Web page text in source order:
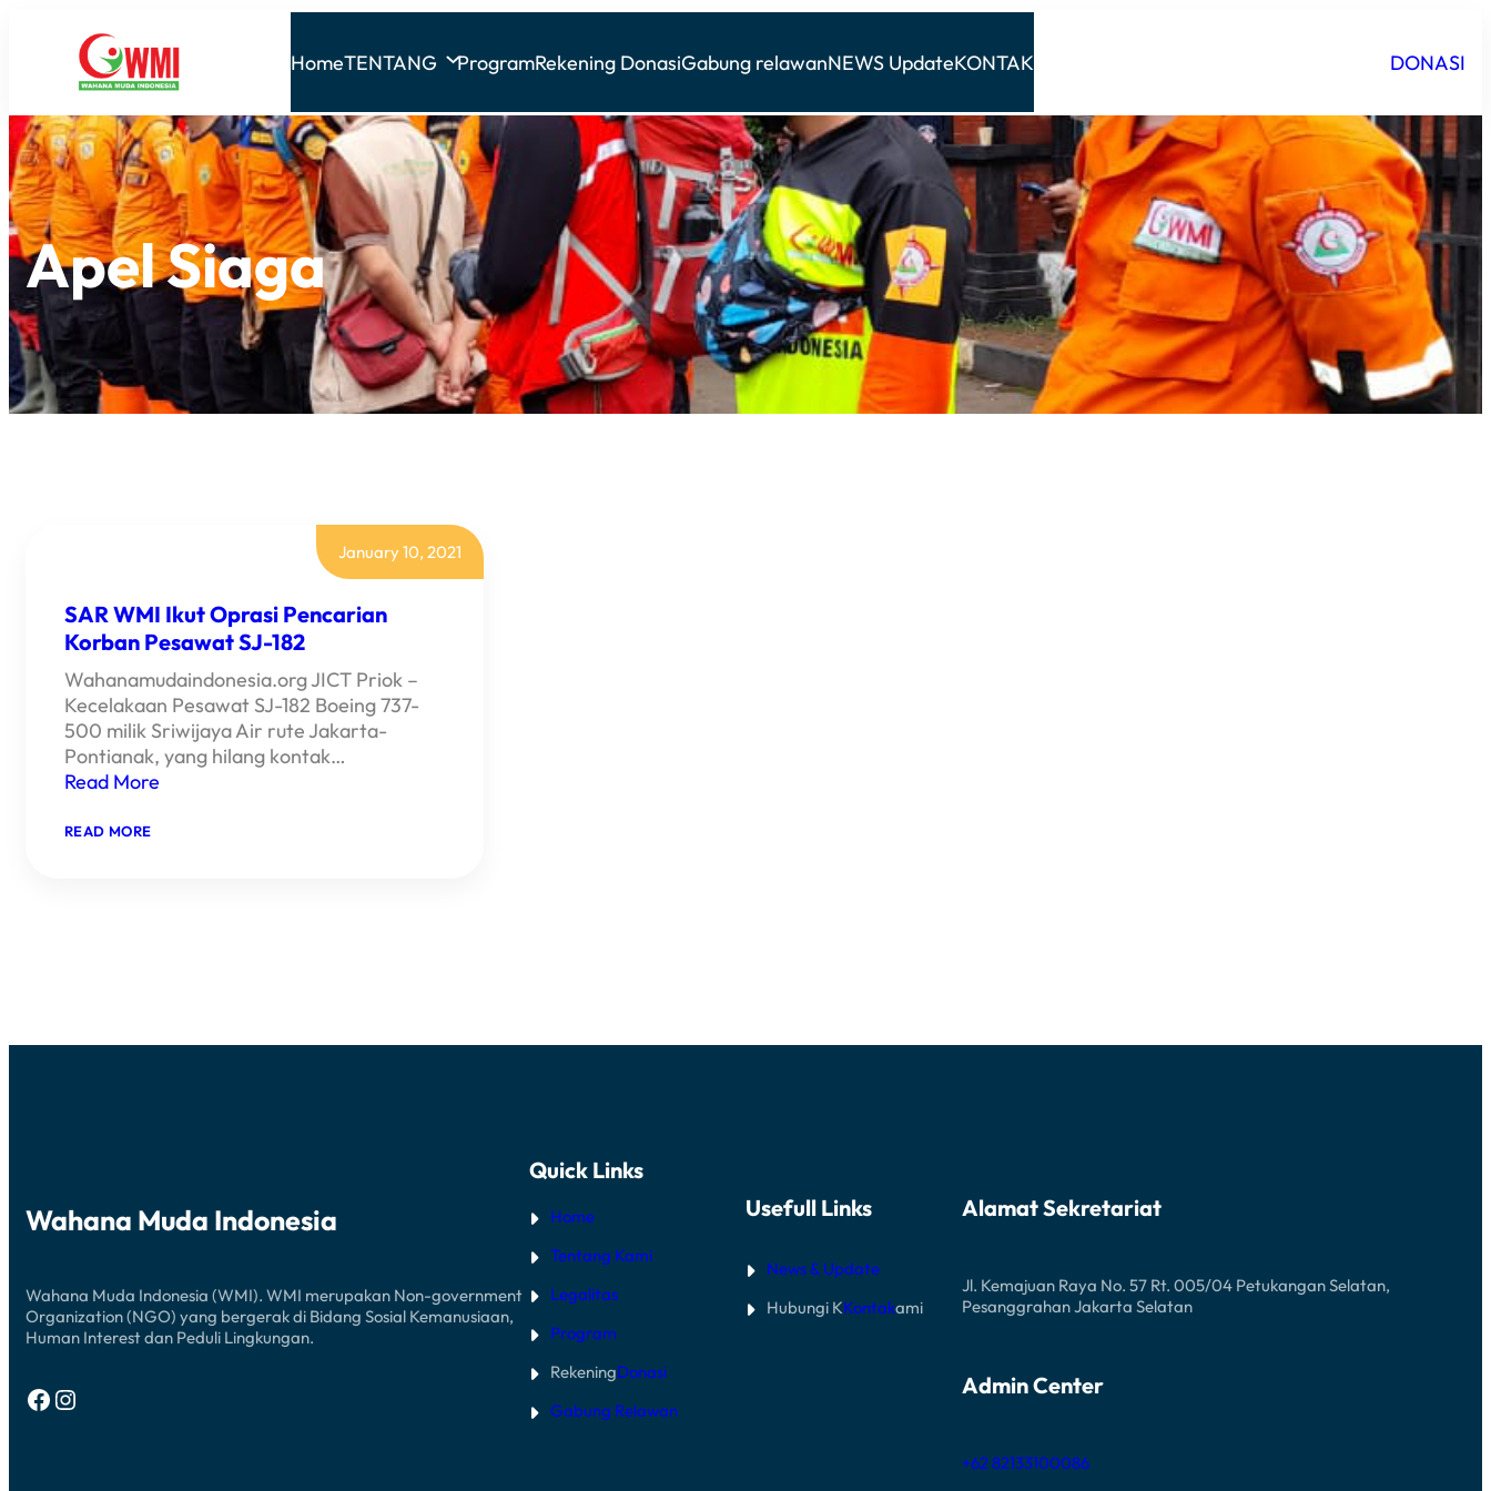
HomeTENTANG ProgramRekening DonasiGabung relawanNEWS UpdateKONTAK DONASI
Apel Siaga
January 10, 2021
SAR WMI Ikut Oprasi Pencarian
Korban Pesawat SJ-182
Wahanamudaindonesia.org JICT Priok –
Kecelakaan Pesawat SJ-182 Boeing 737-
500 milik Sriwijaya Air rute Jakarta-
Pontianak, yang hilang kontak…
Read More
READ MORE:
Wahana Muda Indonesia
Wahana Muda Indonesia (WMI). WMI merupakan Non-government
Organization (NGO) yang bergerak di Bidang Sosial Kemanusiaan,
Human Interest dan Peduli Lingkungan.
Facebook Instagram
Quick Links
Home
Tentang Kami
Legalitas
Program
RekeningDonasi
Gabung Relawan
Usefull Links
News & Update
Hubungi KKontakami
Alamat Sekretariat
Jl. Kemajuan Raya No. 57 Rt. 005/04 Petukangan Selatan,
Pesanggrahan Jakarta Selatan
Admin Center
+62 82133100086